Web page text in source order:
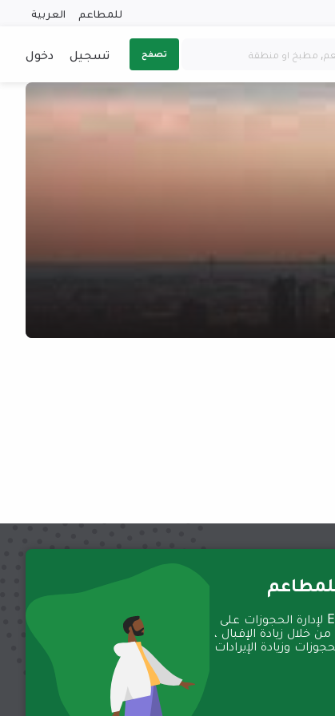
للمطاعم العربية
تصفح تسجيل دخول
تعمل منصة Eat لإدارة الحجوزات على
خلال زيادة الإقبال ،
وزيادة الإيرادات